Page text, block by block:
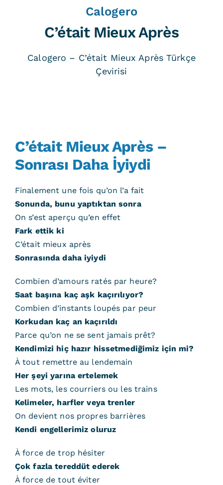
Calogero
C’était Mieux Après
Calogero – C’était Mieux Après Türkçe
Çevirisi
C’était Mieux Après –
Sonrası Daha İyiydi
Finalement une fois qu’on l’a fait
Sonunda, bunu yaptıktan sonra
On s’est aperçu qu’en effet
Fark ettik ki
C’était mieux après
Sonrasında daha iyiydi
Combien d’amours ratés par heure?
Saat başına kaç aşk kaçırılıyor?
Combien d’instants loupés par peur
Korkudan kaç an kaçırıldı
Parce qu’on ne se sent jamais prêt?
Kendimizi hiç hazır hissetmediğimiz için mi?
À tout remettre au lendemain
Her şeyi yarına ertelemek
Les mots, les courriers ou les trains
Kelimeler, harfler veya trenler
On devient nos propres barrières
Kendi engellerimiz oluruz
À force de trop hésiter
Çok fazla tereddüt ederek
À force de tout éviter